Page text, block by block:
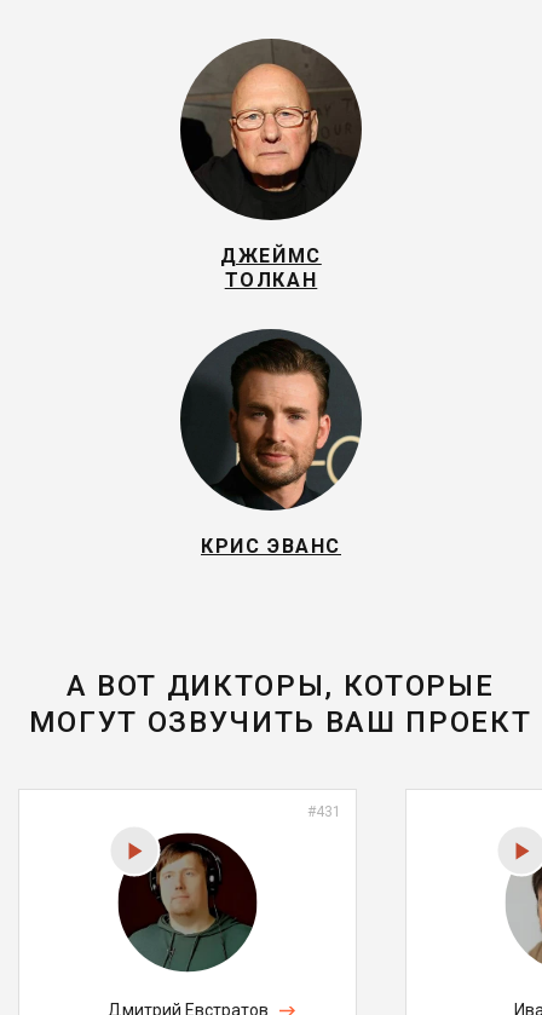
ДЖЕЙМС
ТОЛКАН
КРИС ЭВАНС
А ВОТ ДИКТОРЫ, КОТОРЫЕ
МОГУТ ОЗВУЧИТЬ ВАШ ПРОЕКТ
#431
Дмитрий Евстратов